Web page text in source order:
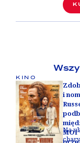
KINO
i
MOI
Na